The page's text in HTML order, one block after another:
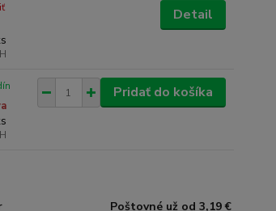
Detail
Pridať do košíka
Poštovné už od 3,19 €